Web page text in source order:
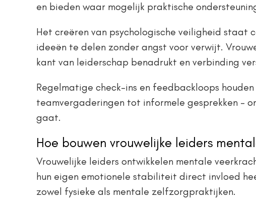
en bieden waar mogelijk praktische
Het creëren van psychologische veiligheid staat
ideeën te delen zonder angst voor verwijt.
kant van leiderschap benadrukt en verbinding
Regelmatige check-ins en feedbackloops
teamvergaderingen tot informele gesprekken –
gaat.
Hoe bouwen vrouwelijke leiders
Vrouwelijke leiders ontwikkelen mentale
hun eigen emotionele stabiliteit direct invloed
zowel fysieke als mentale zelfzorgpraktijken.